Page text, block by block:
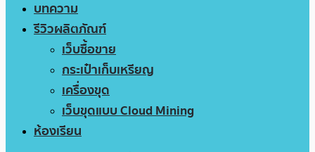
บทความ
รีวิวผลิตภัณฑ์
เว็บซื้อขาย
กระเป๋าเก็บเหรียญ
เครื่องขุด
เว็บขุดแบบ Cloud Mining
ห้องเรียน